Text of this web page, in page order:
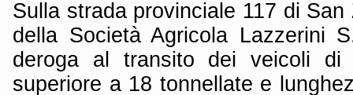
Sulla strada provinciale 117 di
della Società Agricola Lazzerini
deroga al transito dei veicoli di
superiore a 18 tonnellate e